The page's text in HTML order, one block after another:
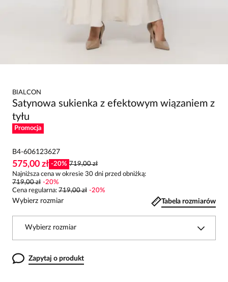
BIALCON
Satynowa sukienka z efektowym wiązaniem z
tyłu
Promocja
B4-606123627
575,00 zł -20% 719,00 zł
Najniższa cena w okresie 30 dni przed obniżką:
719,00 zł -20%
Cena regularna: 719,00 zł -20%
Wybierz rozmiar Tabela rozmiarów
Wybierz rozmiar
Zapytaj o produkt